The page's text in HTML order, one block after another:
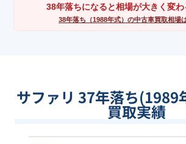
38年落ちになると相場が大きく変わ
38年落ち（1988年式）の中古車買取相場
サファリ 37年落ち(1989
買取実績